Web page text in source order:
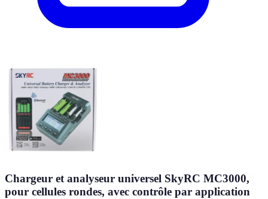
Chargeur et analyseur universel SkyRC MC3000,
pour cellules rondes, avec contrôle par application